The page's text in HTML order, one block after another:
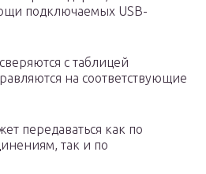
подключаемых USB-
с таблицей
на соответствующие
передаваться как по
так и по